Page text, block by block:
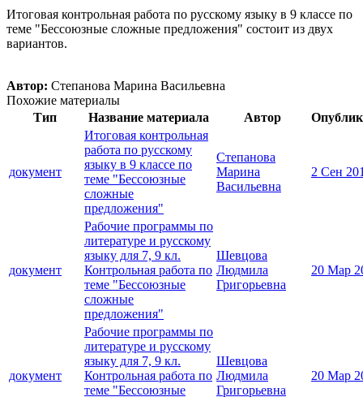
Итоговая контрольная работа по русскому языку в 9 классе по
теме "Бессоюзные сложные предложения" состоит из двух
вариантов.
Автор: Степанова Марина Васильевна
Похожие материалы
Тип
Название материала Автор
документ
Итоговая контрольная
работа по русскому
языку в 9 классе по
теме "Бессоюзные
сложные
предложения"
Степанова
Марина
Васильевна
2 Сен
документ
Рабочие программы по
литературе и русскому
языку для 7, 9 кл.
Контрольная работа по
теме "Бессоюзные
сложные
предложения"
Шевцова
Людмила
Григорьевна
20 Мар
документ
Рабочие программы по
литературе и русскому
языку для 7, 9 кл.
Контрольная работа по
теме "Бессоюзные
Шевцова
Людмила
Григорьевна
20 Мар